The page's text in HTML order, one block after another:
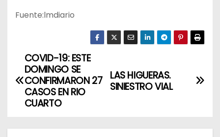
Fuente:lmdiario
N
a
e
LAS HIGUERAS.
SINIESTRO VIAL
COVID-19: ESTE
DOMINGO SE
CONFIRMARON 27
CASOS EN RIO
CUARTO